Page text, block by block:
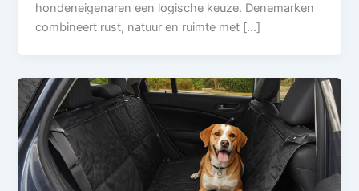
hondeneigenaren een logische keuze. Denemarken
combineert rust, natuur en ruimte met […]